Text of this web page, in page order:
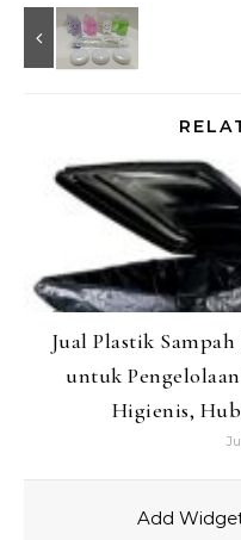
Jual Plastik
untuk
Higienis, Hub
Add